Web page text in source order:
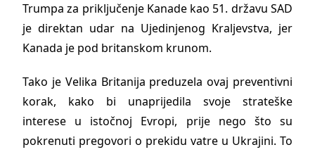
Trumpa za priključenje Kanade kao 51. državu SAD
je direktan udar na Ujedinjenog Kraljevstva, jer
Kanada je pod britanskom krunom.
Tako je Velika Britanija preduzela ovaj preventivni
korak, kako bi unaprijedila svoje strateške
interese u istočnoj Evropi, prije nego što su
pokrenuti pregovori o prekidu vatre u Ukrajini. To